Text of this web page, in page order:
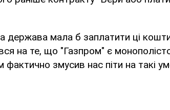
держава мала б заплатити ці
на те, що "Газпром" є
змусив нас піти на такі